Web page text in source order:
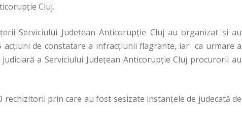
Cluj.
Serviciului Judeţean Anticorupţie Cluj au organizat şi au
de constatare a infracţiunii flagrante, iar ca urmare a
a Serviciului Judeţean Anticorupţie Cluj procurorii au
prin care au fost sesizate instanţele de judecată de